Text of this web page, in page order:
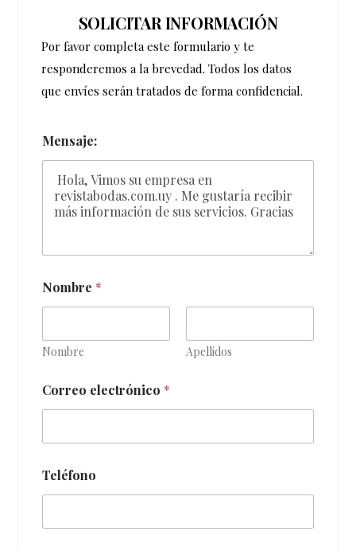
SOLICITAR INFORMACIÓN
Por favor completa este formulario y te
responderemos a la brevedad. Todos los datos
que envíes serán tratados de forma confidencial.
Mensaje:
Nombre *
Nombre Apellidos
Correo electrónico *
Teléfono